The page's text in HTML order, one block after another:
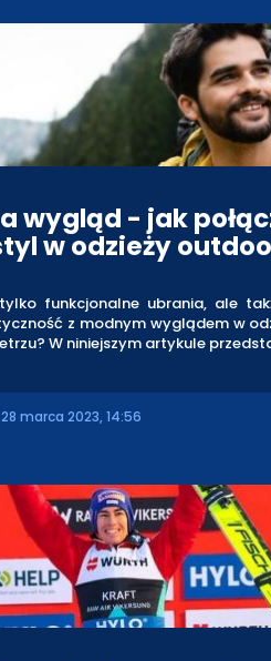
wygląd - jak
w odzieży
funkcjonalne ubrania, ale
z modnym wyglądem w
W niniejszym artykule
28 marca 2023, 14:56